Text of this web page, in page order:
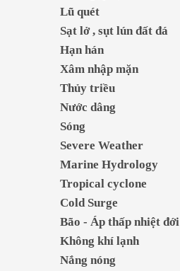
Lũ quét
Sạt lở , sụt lún đất đá
Hạn hán
Xâm nhập mặn
Thủy triều
Nước dâng
Sóng
Severe Weather
Marine Hydrology
Tropical cyclone
Cold Surge
Bão - Áp thấp nhiệt đới
Không khí lạnh
Nắng nóng